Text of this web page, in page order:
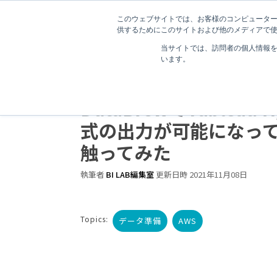
このウェブサイトでは、お客様のコンピュー
供するためにこのサイトおよび他のメディアで
当サイトでは、訪問者の個人情報
います。
3 分で読むことができます。
DataBrewでTableau
式の出力が可能になっ
触ってみた
執筆者 BI LAB編集室更新日時 2021年11月08日
Topics: データ準備 AWS